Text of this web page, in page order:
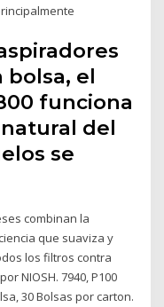
bolsa, el
funciona
del
se
combinan la
que suaviza y
los filtros contra
NIOSH. 7940, P100
30 Bolsas por carton.